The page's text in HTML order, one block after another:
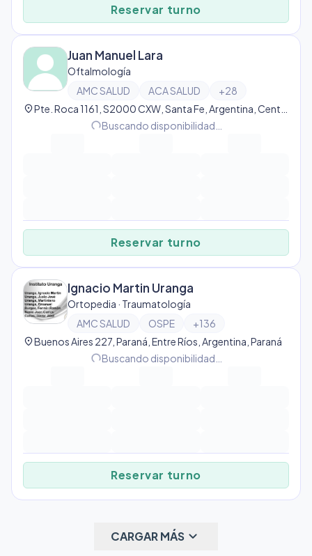
Reservar turno
Juan Manuel Lara
Oftalmología
AMC SALUD
ACA SALUD +28
location_on
progress_activityBuscando disponibilidad…
Reservar turno
Ignacio Martin Uranga
Ortopedia · Traumatología
AMC SALUD
OSPE +136
location_onBuenos Aires 227, Paraná, Entre Ríos, Argentina, Paraná
progress_activityBuscando disponibilidad…
Reservar turno
CARGAR MÁS keyboard_arrow_down